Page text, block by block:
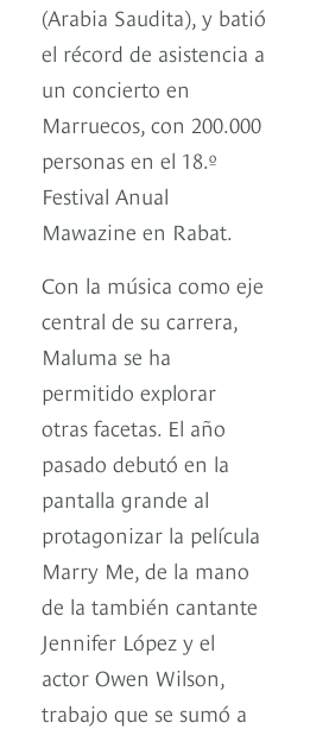
(Arabia Saudita), y batió
el récord de asistencia a
un concierto en
Marruecos, con 200.000
personas en el 18.º
Festival Anual
Mawazine en Rabat.
Con la música como eje
central de su carrera,
Maluma se ha
permitido explorar
otras facetas. El año
pasado debutó en la
pantalla grande al
protagonizar la película
Marry Me, de la mano
de la también cantante
Jennifer López y el
actor Owen Wilson,
trabajo que se sumó a